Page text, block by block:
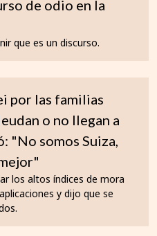
de odio en la
que es un discurso.
por las familias
o no llegan a
"No somos Suiza,
los altos índices de mora
y dijo que se